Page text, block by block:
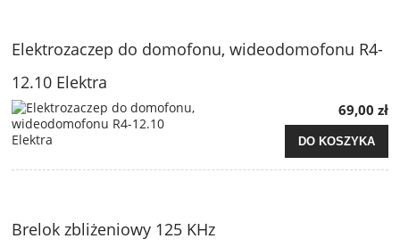
Elektrozaczep do domofonu, wideodomofonu R4-
12.10 Elektra
69,00 zł
DO KOSZYKA
Brelok zbliżeniowy 125 KHz